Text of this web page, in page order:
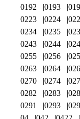
0192
0193
0223
0224
0234
0235
0243
0244
0255
0256
0263
0264
0270
0274
0282
0283
0291
0293